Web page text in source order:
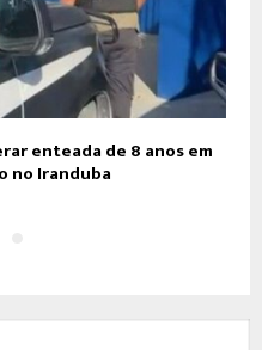
enteada de 8 anos em
no Iranduba